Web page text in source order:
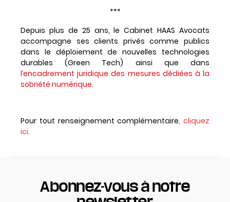
***
Depuis plus de 25 ans, le Cabinet HAAS Avocats
accompagne ses clients privés comme publics
dans le déploiement de nouvelles technologies
durables (Green Tech) ainsi que dans
l’encadrement juridique des mesures dédiées à la
sobriété numérique.
Pour tout renseignement complémentaire, cliquez
ici.
Abonnez-vous à notre